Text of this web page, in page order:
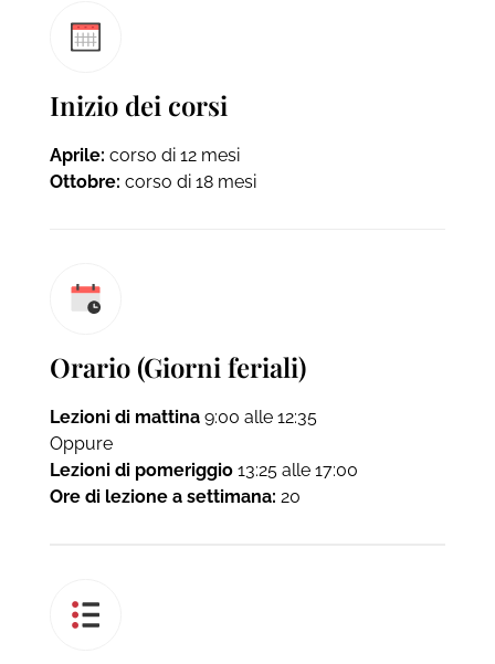
Inizio dei corsi
Aprile: corso di 12 mesi
Ottobre: corso di 18 mesi
Orario (Giorni feriali)
Lezioni di mattina9:00 alle 12:35
Oppure
Lezioni di pomeriggio13:25 alle 17:00
Ore di lezione a settimana: 20